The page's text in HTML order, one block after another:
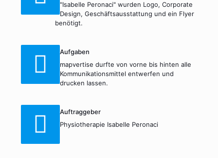
"Isabelle Peronaci" wurden Logo, Corporate
Design, Geschäftsausstattung und ein Flyer
benötigt.
Aufgaben
mapvertise durfte von vorne bis hinten alle
Kommunikationsmittel entwerfen und
drucken lassen.
Auftraggeber
Physiotherapie Isabelle Peronaci